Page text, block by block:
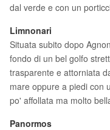
dal verde e con un
Limnonari
Situata subito dopo
fondo di un bel golfo
trasparente e attorniata
mare oppure a piedi con
po' affollata ma molto
Panormos